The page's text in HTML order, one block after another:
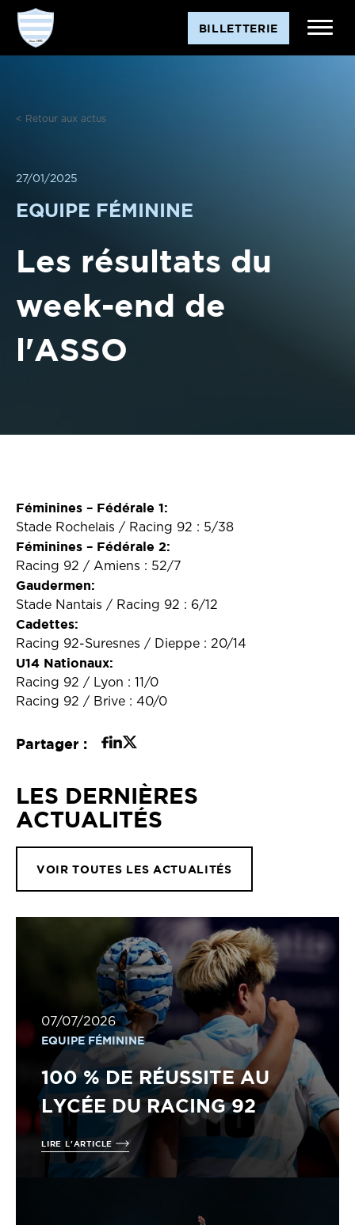
Aller
contenu
BILLETTERIE
< Retour aux actus
27/01/2025
EQUIPE FÉMININE
Les résultats du
week-end de
l'ASSO
Féminines – Fédérale 1:
Stade Rochelais / Racing 92 : 5/38
Féminines – Fédérale 2:
Racing 92 / Amiens : 52/7
Gaudermen:
Stade Nantais / Racing 92 : 6/12
Cadettes:
Racing 92-Suresnes / Dieppe : 20/14
U14 Nationaux:
Racing 92 / Lyon : 11/0
Racing 92 / Brive : 40/0
Partager :
LES DERNIÈRES
ACTUALITÉS
VOIR TOUTES LES ACTUALITÉS
07/07/2026
EQUIPE FÉMININE
100 % DE RÉUSSITE AU
LYCÉE DU RACING 92
LIRE L'ARTICLE